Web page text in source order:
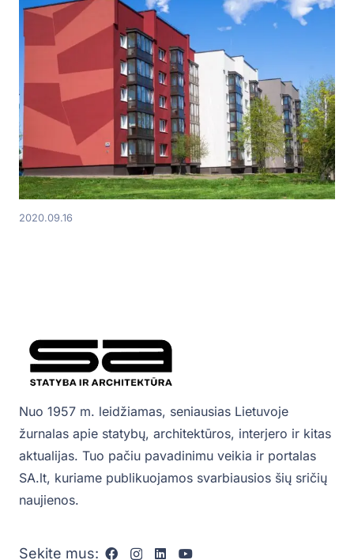
2020.09.16
Nuo 1957 m. leidžiamas, seniausias Lietuvoje
žurnalas apie statybų, architektūros, interjero ir kitas
aktualijas. Tuo pačiu pavadinimu veikia ir portalas
SA.lt, kuriame publikuojamos svarbiausios šių sričių
naujienos.
Sekite mus: